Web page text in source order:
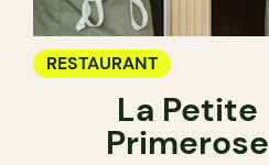
RESTAURANT
La Petite
Primerose